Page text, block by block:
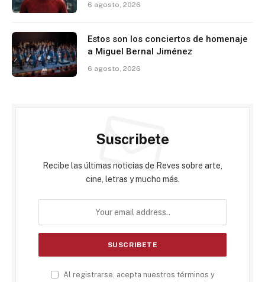
6 agosto, 2026
Estos son los conciertos de homenaje
a Miguel Bernal Jiménez
6 agosto, 2026
Suscribete
Recibe las últimas noticias de Reves sobre arte,
cine, letras y mucho más.
Al registrarse, acepta nuestros términos y